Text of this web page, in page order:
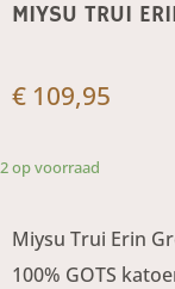
MIYSU TRUI
€ 109,95
2 op voorraad
Miysu Trui Erin
100% GOTS